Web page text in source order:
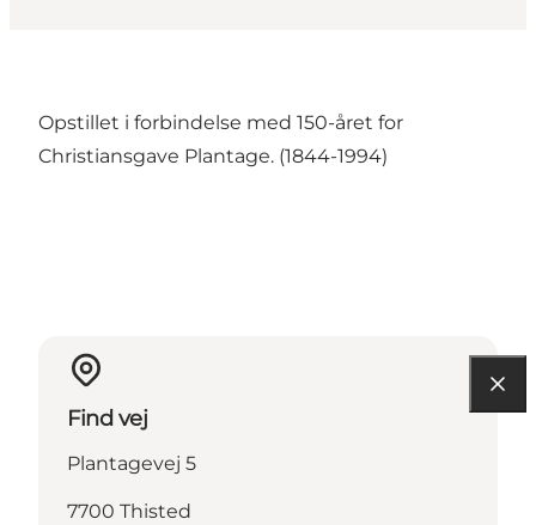
Opstillet i forbindelse med 150-året for
Christiansgave Plantage. (1844-1994)
Find vej
Plantagevej 5
7700 Thisted